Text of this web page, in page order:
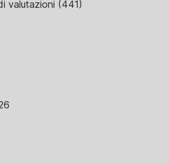
valutazioni (441)